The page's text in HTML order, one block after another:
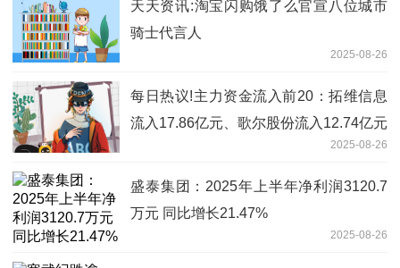
天天资讯:淘宝闪购饿了么官宣八位城市
骑士代言人
2025-08-26
每日热议!主力资金流入前20：拓维信息
流入17.86亿元、歌尔股份流入12.74亿元
2025-08-26
盛泰集团：2025年上半年净利润3120.7
万元 同比增长21.47%
2025-08-26